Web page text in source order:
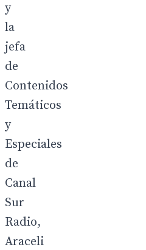
y
la
jefa
de
Contenidos
Temáticos
y
Especiales
de
Canal
Sur
Radio,
Araceli